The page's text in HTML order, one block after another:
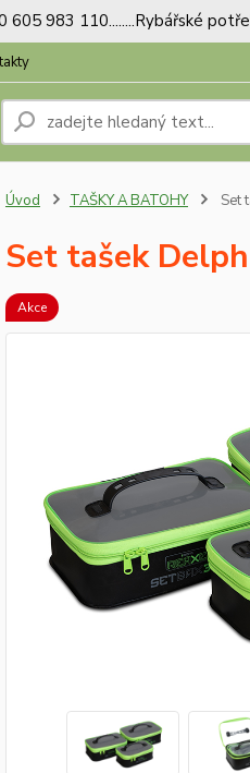
605 983 110........Rybářské
Úvod TAŠKY A BATOHY Set
Set tašek
Akce